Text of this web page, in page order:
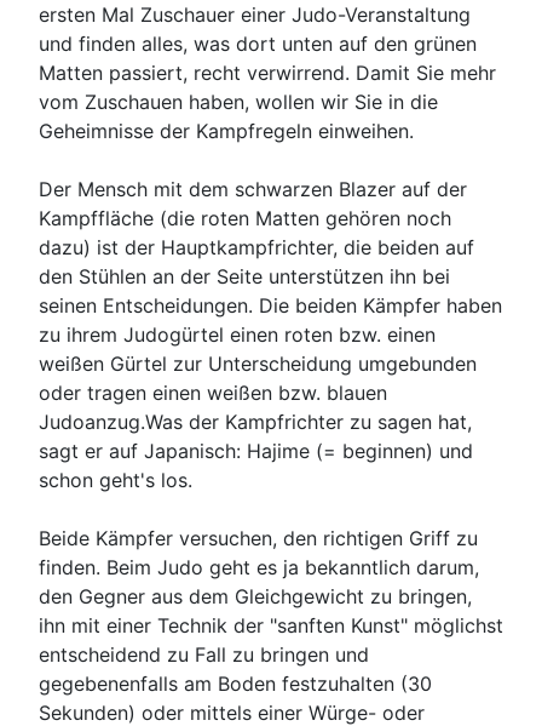
ersten Mal Zuschauer einer Judo-Veranstaltung
und finden alles, was dort unten auf den grünen
Matten passiert, recht verwirrend. Damit Sie mehr
vom Zuschauen haben, wollen wir Sie in die
Geheimnisse der Kampfregeln einweihen.
Der Mensch mit dem schwarzen Blazer auf der
Kampffläche (die roten Matten gehören noch
dazu) ist der Hauptkampfrichter, die beiden auf
den Stühlen an der Seite unterstützen ihn bei
seinen Entscheidungen. Die beiden Kämpfer haben
zu ihrem Judogürtel einen roten bzw. einen
weißen Gürtel zur Unterscheidung umgebunden
oder tragen einen weißen bzw. blauen
Judoanzug.Was der Kampfrichter zu sagen hat,
sagt er auf Japanisch: Hajime (= beginnen) und
schon geht's los.
Beide Kämpfer versuchen, den richtigen Griff zu
finden. Beim Judo geht es ja bekanntlich darum,
den Gegner aus dem Gleichgewicht zu bringen,
ihn mit einer Technik der "sanften Kunst" möglichst
entscheidend zu Fall zu bringen und
gegebenenfalls am Boden festzuhalten (30
Sekunden) oder mittels einer Würge- oder